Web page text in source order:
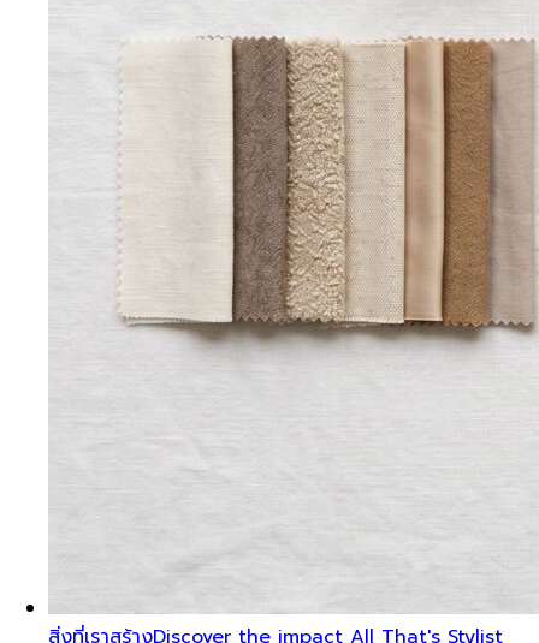
สิ่งที่เราสร้างDiscover the impact All That's Stylist